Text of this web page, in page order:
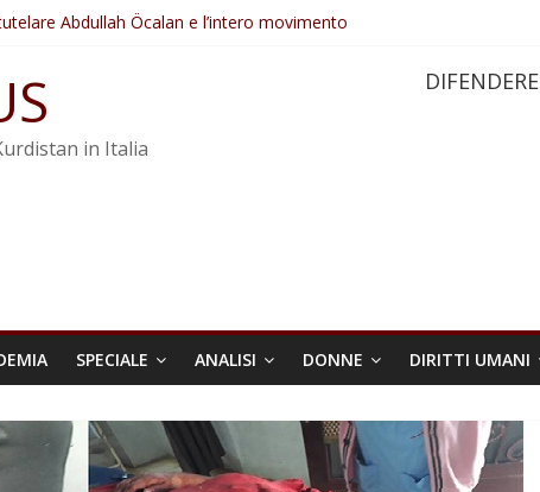
Abdullah Öcalan e l’intero movimento
ostacolerebbe l’attuazione della legge
i crimini di guerra dell’Iran
trasformata in legge positiva
in Italia
SPECIALE ANALISI DONNE DIRITTI UMANI